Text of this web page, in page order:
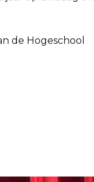
de Hogeschool